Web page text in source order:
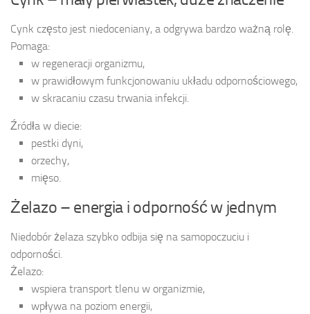
Cynk często jest niedoceniany, a odgrywa bardzo ważną rolę.
Pomaga:
w regeneracji organizmu,
w prawidłowym funkcjonowaniu układu odpornościowego,
w skracaniu czasu trwania infekcji.
Źródła w diecie:
pestki dyni,
orzechy,
mięso.
Żelazo – energia i odporność w jednym
Niedobór żelaza szybko odbija się na samopoczuciu i
odporności.
Żelazo:
wspiera transport tlenu w organizmie,
wpływa na poziom energii,